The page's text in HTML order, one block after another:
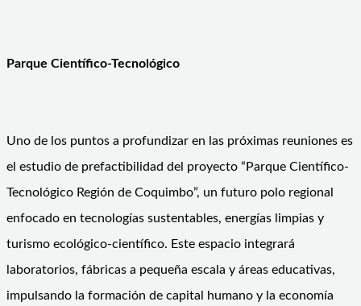
Parque Científico-Tecnológico
Uno de los puntos a profundizar en las próximas reuniones es
el estudio de prefactibilidad del proyecto “Parque Científico-
Tecnológico Región de Coquimbo”, un futuro polo regional
enfocado en tecnologías sustentables, energías limpias y
turismo ecológico-científico. Este espacio integrará
laboratorios, fábricas a pequeña escala y áreas educativas,
impulsando la formación de capital humano y la economía